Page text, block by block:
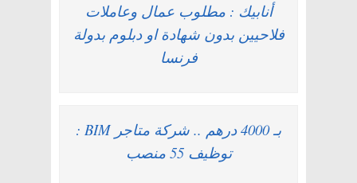
أنابيك : مطلوب عمال وعاملات
فلاحيين بدون شهادة او دبلوم بدولة
فرنسا
بـ 4000 درهم .. شركة متاجر BIM :
توظيف 55 منصب